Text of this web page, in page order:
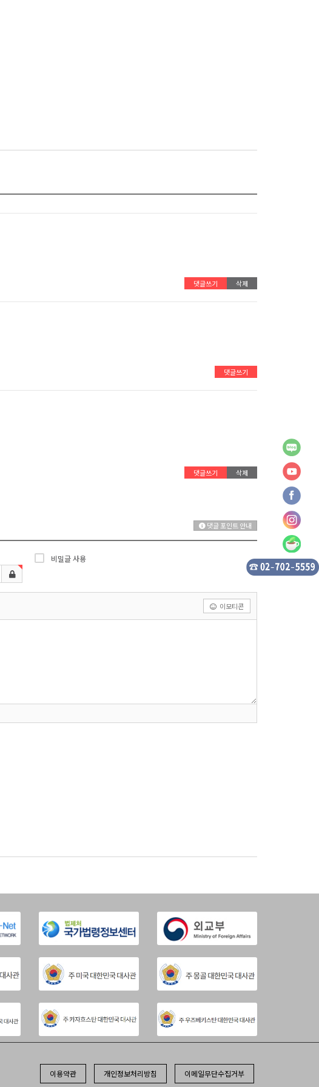
댓글쓰기 삭제
댓글쓰기
댓글쓰기 삭제
댓글 포인트 안내
비밀글 사용
이모티콘
이용약관 개인정보처리방침 이메일무단수집거부